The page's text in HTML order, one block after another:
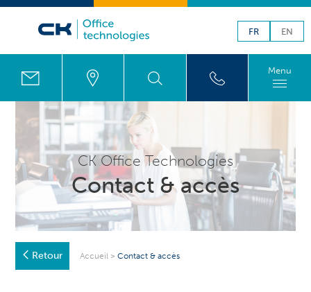
FR EN
Menu
CK Office Technologies
Contact & accès
Retour Accueil >Contact & accès